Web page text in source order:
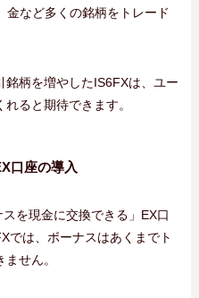
金など多くの銘柄をトレード
銘柄を増やしたIS6FXは、ユー
ると期待できます。
口座の導入
を現金に交換できる」EX口
では、ボーナスはあくまでト
せん。